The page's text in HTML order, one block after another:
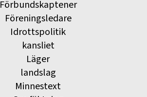
Förbundskaptener
Föreningsledare
Idrottspolitik
kansliet
Läger
landslag
Minnestext